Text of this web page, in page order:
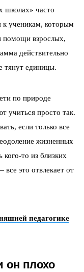
школах» часто
к ученикам, которым
помощи взрослых,
действительно
тянут единицы.
по природе
учиться просто так.
если только все
жизненных
кого-то из близких
это отвлекает от
педагогике
он плохо